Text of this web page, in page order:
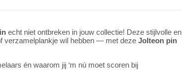
echt niet ontbreken in jouw collectie! Deze stijlvolle en
verzamelplankje wil hebben — met deze Jolteon pin
én waarom jij ‘m nú moet scoren bij